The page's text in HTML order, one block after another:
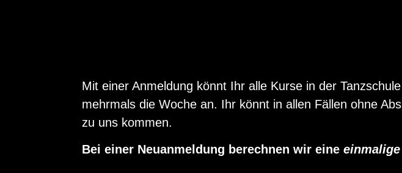
Mit einer Anmeldung könnt Ihr alle Kurse in der
mehrmals die Woche an. Ihr könnt in allen Fällen ohne
zu uns kommen.
Bei einer Neuanmeldung berechnen wir eine